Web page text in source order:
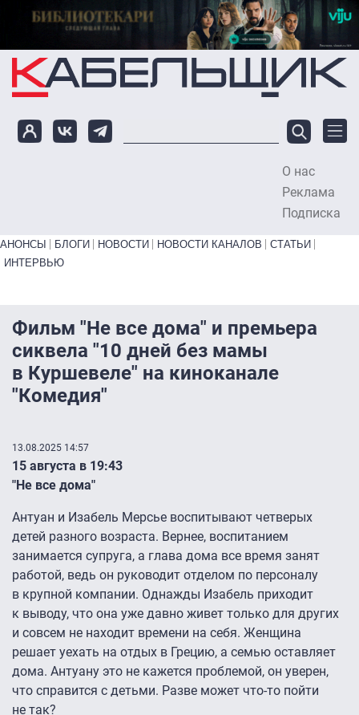
Перейти к основному содержанию
О нас
Реклама
Подписка
Primary links bottom
АНОНСЫ БЛОГИ НОВОСТИ НОВОСТИ КАНАЛОВ
СТАТЬИ
ИНТЕРВЬЮ
Фильм "Не все дома" и премьера
сиквела "10 дней без мамы
в Куршевеле" на киноканале
"Комедия"
13.08.2025 14:57
15 августа в 19:43
"Не все дома"
Антуан и Изабель Мерсье воспитывают четверых
детей разного возраста. Вернее, воспитанием
занимается супруга, а глава дома все время занят
работой, ведь он руководит отделом по персоналу
в крупной компании. Однажды Изабель приходит
к выводу, что она уже давно живет только для других
и совсем не находит времени на себя. Женщина
решает уехать на отдых в Грецию, а семью оставляет
дома. Антуану это не кажется проблемой, он уверен,
что справится с детьми. Разве может что-то пойти
не так?